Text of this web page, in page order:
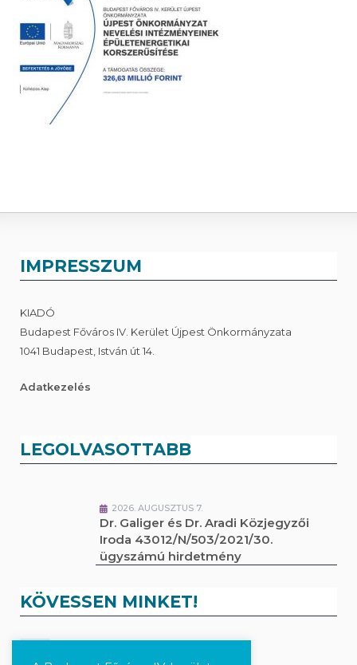
IMPRESSZUM
KIADÓ
Budapest Főváros IV. Kerület Újpest Önkormányzata
1041 Budapest, István út 14.
Adatkezelés
LEGOLVASOTTABB
2026. AUGUSZTUS 7.
Dr. Galiger és Dr. Aradi Közjegyzői
Iroda 43012/N/503/2021/30.
ügyszámú hirdetmény
KÖVESSEN MINKET!